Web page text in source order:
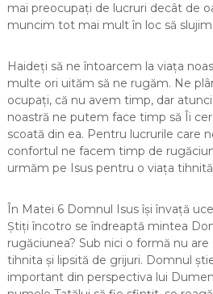
mai preocupați de lucruri decât de
muncim tot mai mult în loc să
Haideți să ne întoarcem la viața
multe ori uităm să ne rugăm. Ne
ocupați, că nu avem timp, dar
noastră ne putem face timp să Îi
scoată din ea. Pentru lucrurile care
confortul ne facem timp de
urmăm pe Isus pentru o viața
În Matei 6 Domnul Isus își învață
Știți încotro se îndreaptă mintea
rugăciunea? Sub nici o formă nu
tihnita și lipsită de grijuri. Domnul
important din perspectiva lui